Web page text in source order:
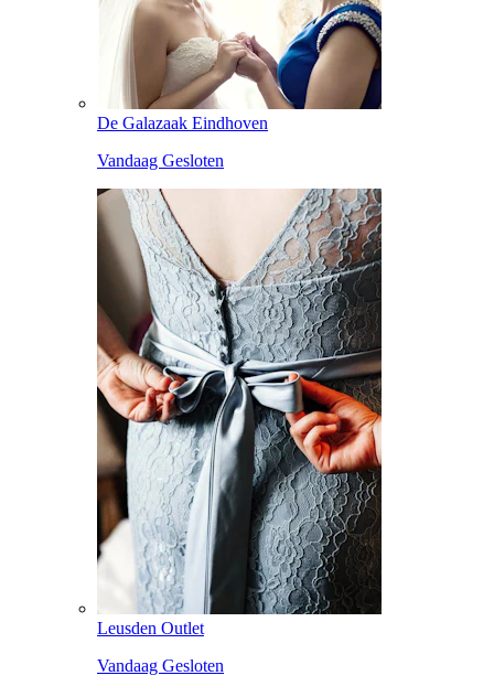
De Galazaak Eindhoven
Vandaag Gesloten
Leusden Outlet
Vandaag Gesloten